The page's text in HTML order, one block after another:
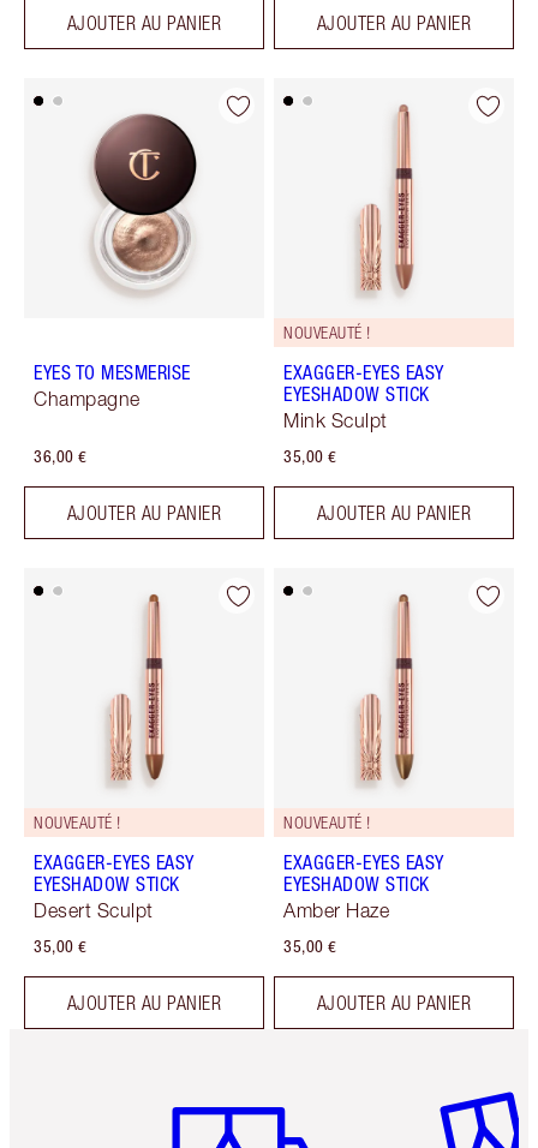
AJOUTER AU PANIER AJOUTER AU PANIER
EYES TO MESMERISE
Champagne
36,00 €
AJOUTER AU PANIER
NOUVEAUTÉ !
EXAGGER-EYES EASY
EYESHADOW STICK
Mink Sculpt
35,00 €
AJOUTER AU PANIER
NOUVEAUTÉ !
EXAGGER-EYES EASY
EYESHADOW STICK
Desert Sculpt
35,00 €
AJOUTER AU PANIER
NOUVEAUTÉ !
EXAGGER-EYES EASY
EYESHADOW STICK
Amber Haze
35,00 €
AJOUTER AU PANIER